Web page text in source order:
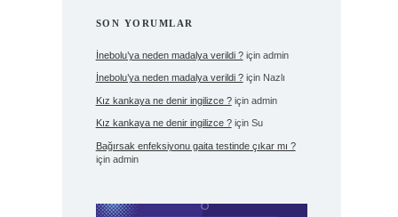
SON YORUMLAR
İnebolu’ya neden madalya verildi ?için admin
İnebolu’ya neden madalya verildi ?için Nazlı
Kız kankaya ne denir ingilizce ?için admin
Kız kankaya ne denir ingilizce ?için Su
Bağırsak enfeksiyonu gaita testinde çıkar mı ?
için admin